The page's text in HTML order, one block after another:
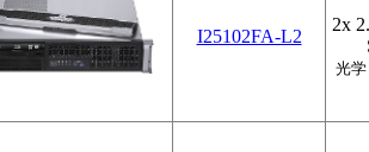
I25102FA-L2
2x
光